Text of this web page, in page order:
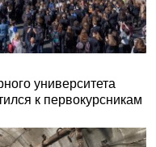
университета
к первокурсникам